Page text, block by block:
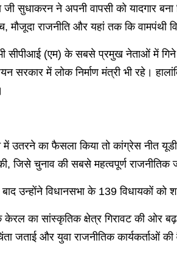
जी सुधाकरन ने अपनी वापसी को यादगार
राजनीति और यहां तक कि वामपंथी
सीपीआई (एम) के सबसे प्रमुख नेताओं में
सरकार में लोक निर्माण मंत्री भी रहे।
में उतरने का फैसला किया तो कांग्रेस नीत
जिसे चुनाव की सबसे महत्वपूर्ण राजनीतिक
उन्होंने विधानसभा के 139 विधायकों को
का सांस्कृतिक क्षेत्र गिरावट की ओर
और युवा राजनीतिक कार्यकर्ताओं